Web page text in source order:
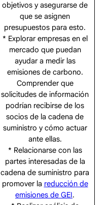
objetivos y asegurarse de
que se asignen
presupuestos para esto.
* Explorar empresas en el
mercado que puedan
ayudar a medir las
emisiones de carbono.
Comprender que
solicitudes de información
podrían recibirse de los
socios de la cadena de
suministro y cómo actuar
ante ellas.
* Relacionarse con las
partes interesadas de la
cadena de suministro para
promover la reducción de
emisiones de GEI.